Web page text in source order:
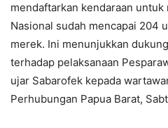
mendaftarkan kendaraan
Nasional sudah mencapai 204
merek. Ini menunjukkan
terhadap pelaksanaan
ujar Sabarofek kepada
Perhubungan Papua Barat,